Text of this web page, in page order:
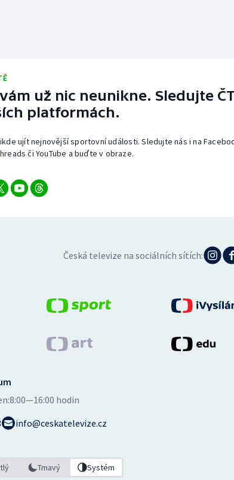
už nic neunikne. Sledujte
platformách.
ujít nejnovější sportovní události. Sledujte nás i na
či YouTube a buďte v obraze.
Česká televize na sociálních sítích:
8:00—16:00 hodin
info@ceskatelevize.cz
Tmavý Systém